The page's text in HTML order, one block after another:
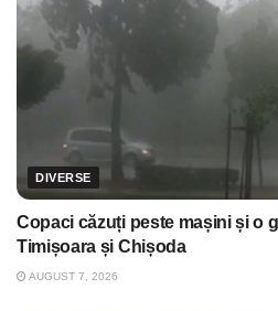
DIVERSE
Copaci căzuți peste mașini și o
Timișoara și Chișoda
AUGUST 7, 2026